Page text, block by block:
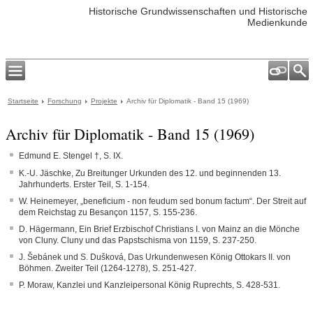
Historische Grundwissenschaften und Historische
Medienkunde
Startseite Forschung Projekte Archiv für Diplomatik - Band 15 (1969)
Archiv für Diplomatik - Band 15 (1969)
Edmund E. Stengel †, S. IX.
K.-U. Jäschke, Zu Breitunger Urkunden des 12. und beginnenden 13.
Jahrhunderts. Erster Teil, S. 1-154.
W. Heinemeyer, „beneficium - non feudum sed bonum factum“. Der Streit auf
dem Reichstag zu Besançon 1157, S. 155-236.
D. Hägermann, Ein Brief Erzbischof Christians I. von Mainz an die Mönche
von Cluny. Cluny und das Papstschisma von 1159, S. 237-250.
J. Šebánek und S. Dušková, Das Urkundenwesen König Ottokars II. von
Böhmen. Zweiter Teil (1264-1278), S. 251-427.
P. Moraw, Kanzlei und Kanzleipersonal König Ruprechts, S. 428-531.